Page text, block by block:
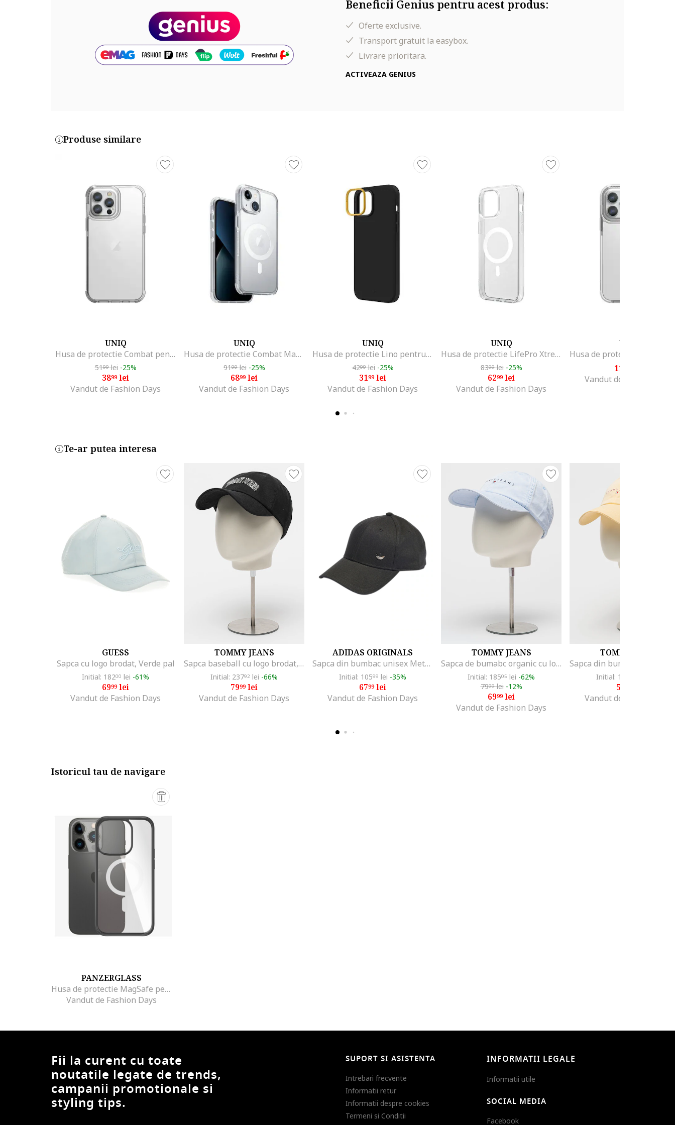
Beneficii Genius pentru acest produs:
Oferte exclusive.
Transport gratuit la easybox.
Livrare prioritara.
ACTIVEAZA GENIUS
Produse similare
UNIQ
Husa de protectie Combat pentru iPhone 13 Pro / 13, Crystal Clear
5199lei -25%
3899lei
Vandut de Fashion Days
UNIQ
Husa de protectie Combat Magclick pentru iPhone 14, Satin Clear
9199lei -25%
6899lei
Vandut de Fashion Days
UNIQ
Husa de protectie Lino pentru iPhone 14 Plus, Midnight Black
4299lei -25%
3199lei
Vandut de Fashion Days
UNIQ
Husa de protectie LifePro Xtreme Magclick pentru iPhone 14, Frost Clear
8399lei -25%
6299lei
Vandut de Fashion Days
UNIQ
110
Vandut de Fashion Days
Te-ar putea interesa
GUESS
Sapca cu logo brodat, Verde pal
Initial: 18200 lei -61%
6999lei
Vandut de Fashion Days
TOMMY JEANS
Sapca baseball cu logo brodat, Negru
Initial: 23792 lei -66%
7999lei
Vandut de Fashion Days
ADIDAS ORIGINALS
Sapca din bumbac unisex Metallic Trefoil, Negru stins
Initial: 10599 lei -35%
6799lei
Vandut de Fashion Days
TOMMY JEANS
Sapca de bumabc organic cu logo, Albastru azur
Initial: 18505 lei -62%
7999lei -12%
6999lei
Vandut de Fashion Days
TOMMY JEANS
Initial: 162
59
Vandut de Fashion Days
Istoricul tau de navigare
PANZERGLASS
Husa de protectie MagSafe pentru Apple iPhone 14 Pro, Transparenta/rama Neagra
Vandut de Fashion Days
Fii la curent cu toate
noutatile legate de trends,
campanii promotionale si
styling tips.
SUPORT SI ASISTENTA
Intrebari frecvente
Informatii retur
Informatii despre cookies
Termeni si Conditii
INFORMATII LEGALE
Informatii utile
SOCIAL MEDIA
Facebook